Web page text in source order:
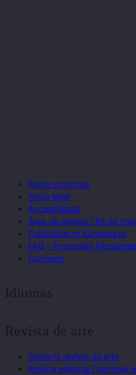
Sobre nosotros
Aviso legal
Accesibilidad
Área de prensa / Kit de
Publicidad en Kunstplaza
FAQ – Preguntas frecuentes
Contacto
Idiomas
Revista de arte
Sobre la revista de arte
Política editorial / Normas